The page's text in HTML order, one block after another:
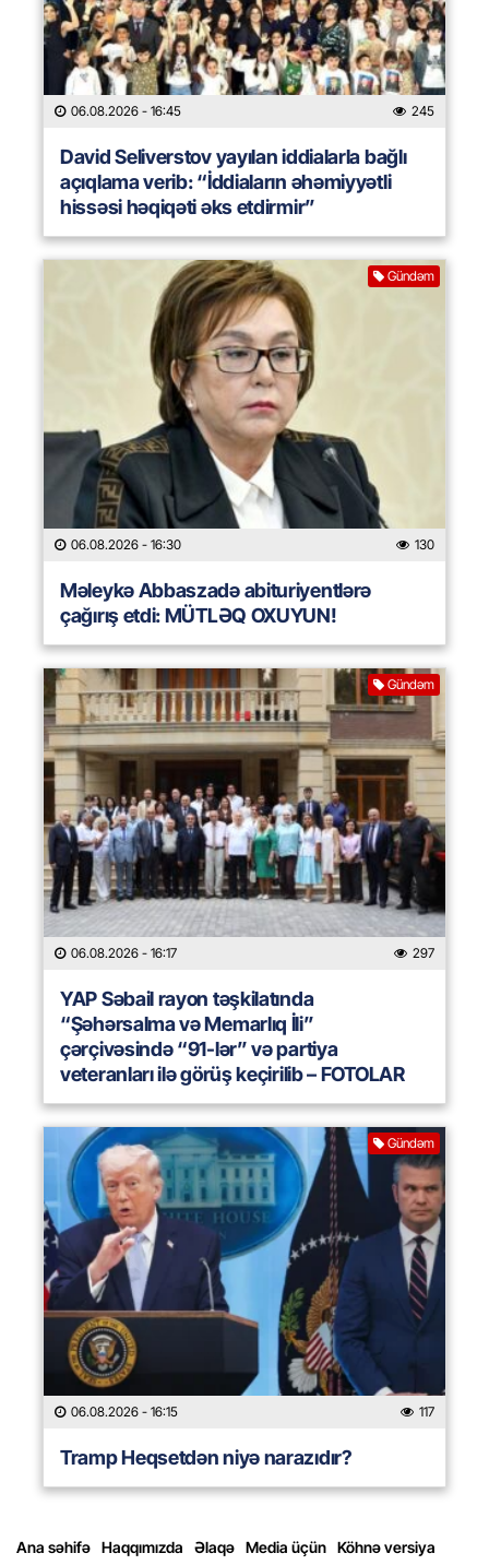
06.08.2026 - 16:45 245
David Seliverstov yayılan iddialarla bağlı
açıqlama verib: “İddiaların əhəmiyyətli
hissəsi həqiqəti əks etdirmir”
Gündəm
06.08.2026 - 16:30 130
Məleykə Abbaszadə abituriyentlərə
çağırış etdi: MÜTLƏQ OXUYUN!
Gündəm
06.08.2026 - 16:17 297
YAP Səbail rayon təşkilatında
“Şəhərsalma və Memarlıq İli”
çərçivəsində “91-lər” və partiya
veteranları ilə görüş keçirilib – FOTOLAR
Gündəm
06.08.2026 - 16:15 117
Tramp Heqsetdən niyə narazıdır?
Ana səhifə Haqqımızda Əlaqə Media üçün Köhnə versiya